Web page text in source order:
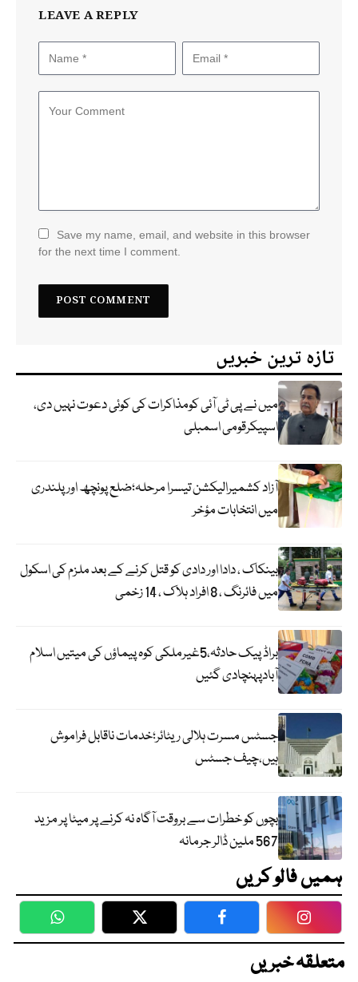
LEAVE A REPLY
Save my name, email, and website in this browser
for the next time I comment.
تازہ ترین خبریں
میں نے پی ٹی آئی کومذاکرات کی کوئی دعوت نہیں دی،
اسپیکرقومی اسمبلی
آزاد کشمیرالیکشن تیسرا مرحلہ؛ضلع پونچھ اور پلندری
میں انتخابات مؤخر
بینکاک ، دادا اور دادی کو قتل کرنے کے بعد ملزم کی اسکول
میں فائرنگ ، 8 افراد ہلاک ، 14 زخمی
براڈ پیک حادثہ،5غیرملکی کوہ پیماؤں کی میتیں اسلام
آبادپہنچادی گئیں
جسٹس مسرت ہلالی ریٹائر؛خدمات ناقابل فراموش
ہیں،چیف جسٹس
بچوں کو خطرات سے بروقت آگاہ نہ کرنے پر میٹا پر مزید
567 ملین ڈالر جرمانہ
ہمیں فالو کریں
WhatsApp Twitter Facebook
متعلقہ خبریں